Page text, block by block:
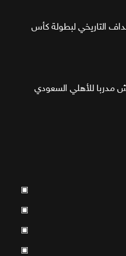
التاريخي لبطولة كأس
مدربا للأهلي السعودي
▣
▣
▣
▣